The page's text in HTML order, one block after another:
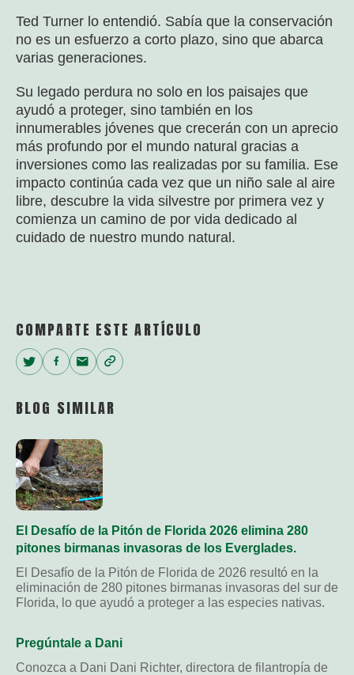
Ted Turner lo entendió. Sabía que la conservación
no es un esfuerzo a corto plazo, sino que abarca
varias generaciones.
Su legado perdura no solo en los paisajes que
ayudó a proteger, sino también en los
innumerables jóvenes que crecerán con un aprecio
más profundo por el mundo natural gracias a
inversiones como las realizadas por su familia. Ese
impacto continúa cada vez que un niño sale al aire
libre, descubre la vida silvestre por primera vez y
comienza un camino de por vida dedicado al
cuidado de nuestro mundo natural.
COMPARTE ESTE ARTÍCULO
Twitter
Facebook
EmailCopy
BLOG SIMILAR
El Desafío de la Pitón de Florida 2026 elimina 280
pitones birmanas invasoras de los Everglades.
El Desafío de la Pitón de Florida de 2026 resultó en la
eliminación de 280 pitones birmanas invasoras del sur de
Florida, lo que ayudó a proteger a las especies nativas.
Pregúntale a Dani
Conozca a Dani Dani Richter, directora de filantropía de